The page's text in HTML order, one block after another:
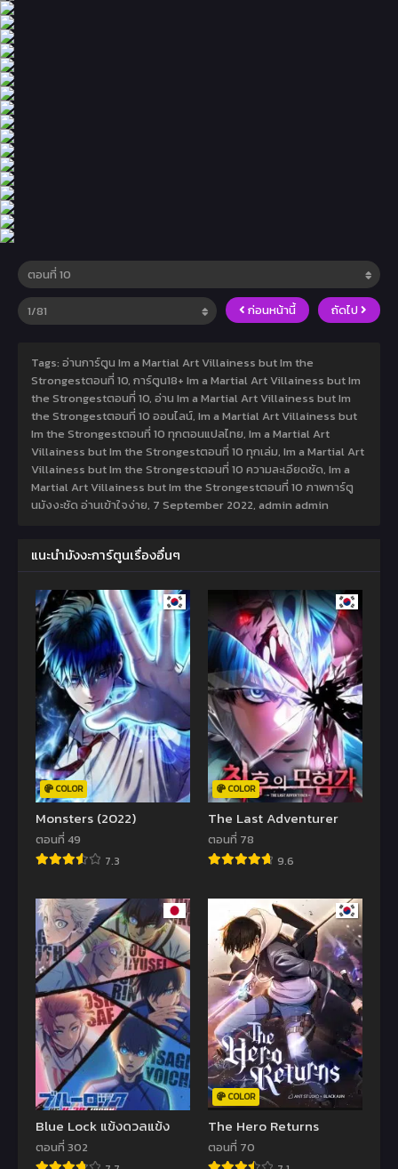
ก่อนหน้านี้ ถัดไป
Tags: อ่านการ์ตูน Im a Martial Art Villainess but Im the
Strongestตอนที่ 10, การ์ตูน18+ Im a Martial Art Villainess but Im
the Strongestตอนที่ 10, อ่าน Im a Martial Art Villainess but Im
the Strongestตอนที่ 10 ออนไลน์, Im a Martial Art Villainess but
Im the Strongestตอนที่ 10 ทุกตอนแปลไทย, Im a Martial Art
Villainess but Im the Strongestตอนที่ 10 ทุกเล่ม, Im a Martial Art
Villainess but Im the Strongestตอนที่ 10 ความละเอียดชัด, Im a
Martial Art Villainess but Im the Strongestตอนที่ 10 ภาพการ์ตู
นมังงะชัด อ่านเข้าใจง่าย, 7 September 2022, admin admin
แนะนำมังงะการ์ตูนเรื่องอื่นๆ
COLOR
Monsters (2022)
ตอนที่ 49
7.3
COLOR
The Last Adventurer
ตอนที่ 78
9.6
Blue Lock แข้งดวลแข้ง
ตอนที่ 302
COLOR
The Hero Returns
ตอนที่ 70